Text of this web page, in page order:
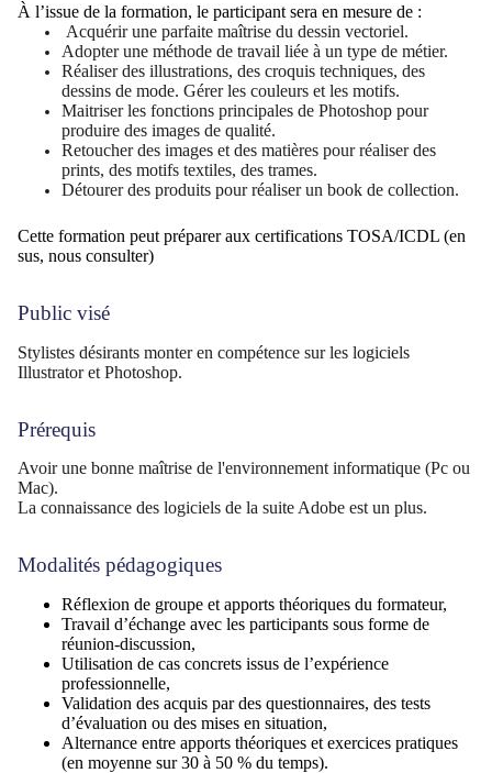
À l’issue de la formation, le participant sera en mesure de :
Acquérir une parfaite maîtrise du dessin vectoriel.
Adopter une méthode de travail liée à un type de métier.
Réaliser des illustrations, des croquis techniques, des
dessins de mode. Gérer les couleurs et les motifs.
Maitriser les fonctions principales de Photoshop pour
produire des images de qualité.
Retoucher des images et des matières pour réaliser des
prints, des motifs textiles, des trames.
Détourer des produits pour réaliser un book de collection.
Cette formation peut préparer aux certifications TOSA/ICDL (en
sus, nous consulter)
Public visé
Stylistes désirants monter en compétence sur les logiciels
Illustrator et Photoshop.
Prérequis
Avoir une bonne maîtrise de l'environnement informatique (Pc ou
Mac).
La connaissance des logiciels de la suite Adobe est un plus.
Modalités pédagogiques
Réflexion de groupe et apports théoriques du formateur,
Travail d’échange avec les participants sous forme de
réunion-discussion,
Utilisation de cas concrets issus de l’expérience
professionnelle,
Validation des acquis par des questionnaires, des tests
d’évaluation ou des mises en situation,
Alternance entre apports théoriques et exercices pratiques
(en moyenne sur 30 à 50 % du temps).